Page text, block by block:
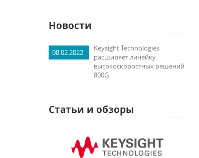
Новости
08.02.2022
Keysight Technologies
расширяет линейку
высокоскоростных решений
800G
Статьи и обзоры